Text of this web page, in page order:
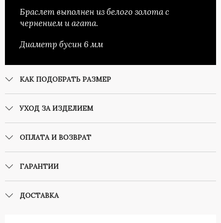
Браслет выполнен из белого золота с
чернением и агата.
Диаметр бусин 6 мм
КАК ПОДОБРАТЬ РАЗМЕР
УХОД ЗА ИЗДЕЛИЕМ
ОПЛАТА И ВОЗВРАТ
ГАРАНТИИ
ДОСТАВКА